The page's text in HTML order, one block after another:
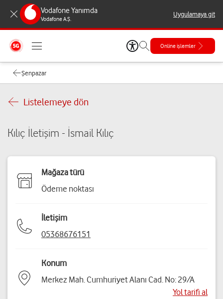
Vodafone Yanımda
Vodafone A.Ş.
Uygulamaya git
Online işlemler
Şenpazar
Listelemeye dön
Kılıç İletişim - İsmail Kılıç
Mağaza türü
Ödeme noktası
İletişim
05368676151
Konum
Merkez Mah. Cumhuriyet Alanı Cad. No: 29/A
Yol tarifi al